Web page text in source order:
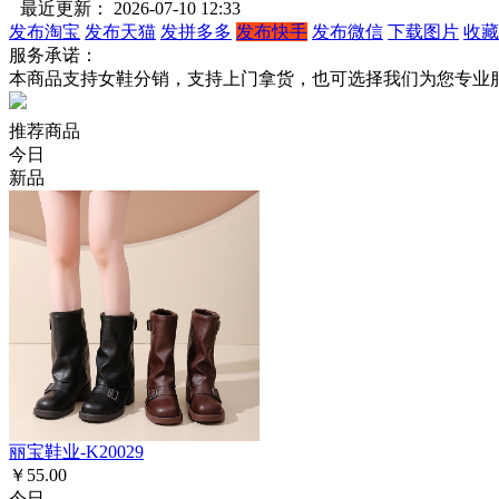
最近更新： 2026-07-10 12:33
发布淘宝 发布天猫 发拼多多 发布快手 发布微信 下载图片 收
服务承诺：
本商品支持女鞋分销，支持上门拿货，也可选择我们为您专业
推荐商品
今日
新品
丽宝鞋业-K20029
￥55.00